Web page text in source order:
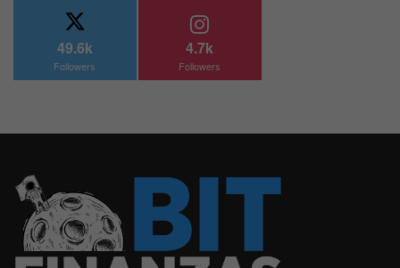
49.6k
Followers
4.7k
Followers